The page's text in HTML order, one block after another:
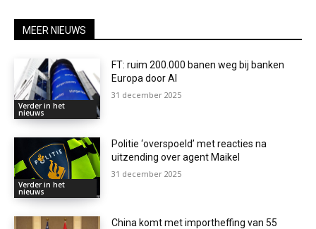
MEER NIEUWS
Verder in het
nieuws
FT: ruim 200.000 banen weg bij banken
Europa door AI
31 december 2025
Verder in het
nieuws
Politie ‘overspoeld’ met reacties na
uitzending over agent Maikel
31 december 2025
China komt met importheffing van 55